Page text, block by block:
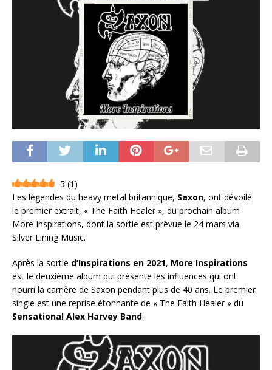
5 (1 )
Les légendes du heavy metal britannique, Saxon, ont dévoilé
le premier extrait, « The Faith Healer », du prochain album
More Inspirations, dont la sortie est prévue le 24 mars via
Silver Lining Music.
Après la sortie d’Inspirations en 2021, More Inspirations
est le deuxième album qui présente les influences qui ont
nourri la carrière de Saxon pendant plus de 40 ans. Le premier
single est une reprise étonnante de « The Faith Healer » du
Sensational Alex Harvey Band.